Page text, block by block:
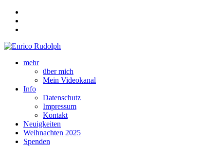
mehr
über mich
Mein Videokanal
Info
Datenschutz
Impressum
Kontakt
Neuigkeiten
Weihnachten 2025
Spenden